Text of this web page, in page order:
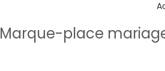
Marque-place